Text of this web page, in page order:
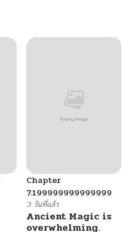
Chapter
7.199999999999999
3 วันที่แล้ว
Ancient Magic is
overwhelming.